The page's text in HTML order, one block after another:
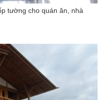
tường cho quán ăn, nhà